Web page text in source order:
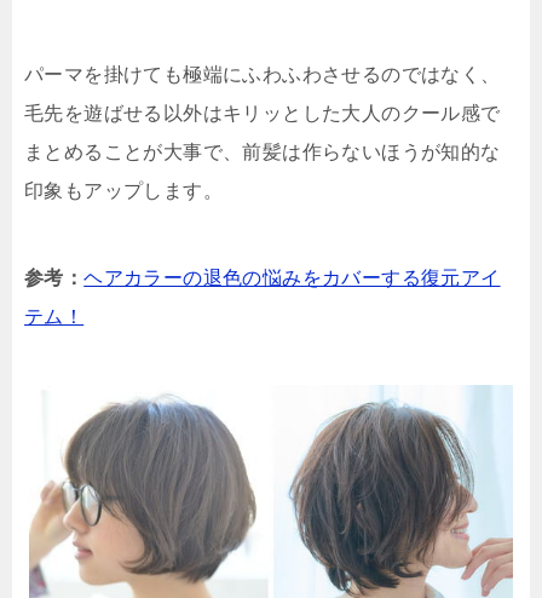
パーマを掛けても極端にふわふわさせるのではなく、
毛先を遊ばせる以外はキリッとした大人のクール感で
まとめることが大事で、前髪は作らないほうが知的な
印象もアップします。
参考：ヘアカラーの退色の悩みをカバーする復元アイ
テム！